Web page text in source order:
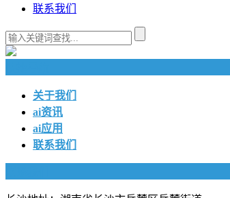
联系我们
关于我们
ai资讯
ai应用
联系我们